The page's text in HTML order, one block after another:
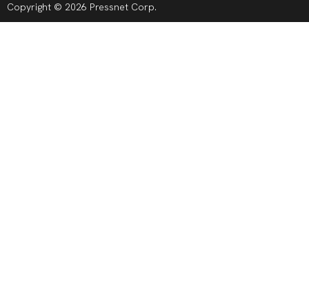
Copyright © 2026 Pressnet Corp.